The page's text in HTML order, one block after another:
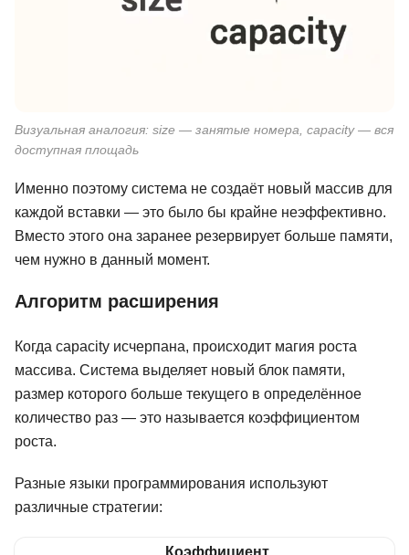
Визуальная аналогия: size — занятые номера, capacity — вся
доступная площадь
Именно поэтому система не создаёт новый массив для
каждой вставки — это было бы крайне неэффективно.
Вместо этого она заранее резервирует больше памяти,
чем нужно в данный момент.
Алгоритм расширения
Когда capacity исчерпана, происходит магия роста
массива. Система выделяет новый блок памяти,
размер которого больше текущего в определённое
количество раз — это называется коэффициентом
роста.
Разные языки программирования используют
различные стратегии:
Коэффициент